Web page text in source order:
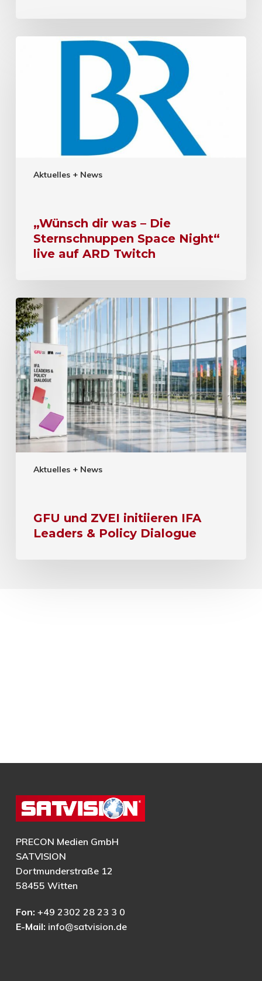
Aktuelles + News
„Wünsch dir was – Die
Sternschnuppen Space Night“
live auf ARD Twitch
Aktuelles + News
GFU und ZVEI initiieren IFA
Leaders & Policy Dialogue
PRECON Medien GmbH
SATVISION
Dortmunderstraße 12
58455 Witten
Fon: +49 2302 28 23 3 0
E-Mail: info@satvision.de